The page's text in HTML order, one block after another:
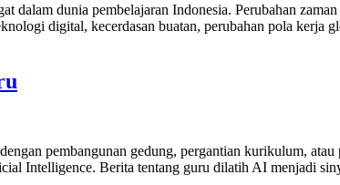
dunia pembelajaran Indonesia. Perubahan
digital, kecerdasan buatan, perubahan pola kerja
pembangunan gedung, pergantian kurikulum,
Intelligence. Berita tentang guru dilatih AI menjadi